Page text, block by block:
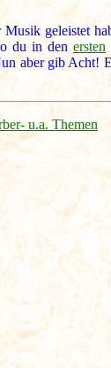
geleistet
du in den ersten
aber gib Acht!
u.a. Themen